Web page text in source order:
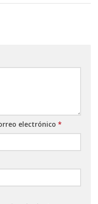
electrónico *